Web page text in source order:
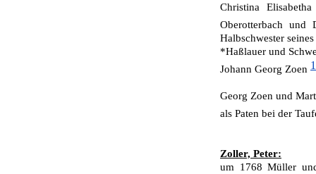
Christina
Oberotterbach und
Halbschwester
*Haßlauer und
Johann Georg Zoen
Georg Zoen und
als Paten bei der
Zoller, Peter:
um 1768 Müller